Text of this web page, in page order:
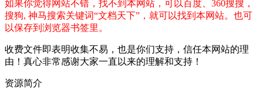
如果你觉得网站不错，找不到本网站，可以百度、360搜搜，
搜狗, 神马搜索关键词“文档天下”，就可以找到本网站。也可
以保存到浏览器书签里。
收费文件即表明收集不易，也是你们支持，信任本网站的理
由！真心非常感谢大家一直以来的理解和支持！
资源简介